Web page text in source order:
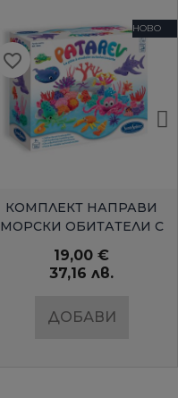
БЪРЗ ПРЕГЛЕД
НОВО
КОМПЛЕКТ НАПРАВИ
МОРСКИ ОБИТАТЕЛИ С
19,00 €
37,16 лв.
ДОБАВИ
favorite_border